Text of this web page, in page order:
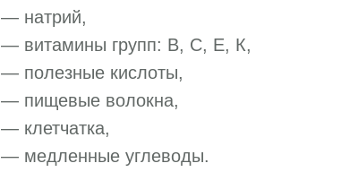
— натрий,
— витамины групп: В, С, Е, К,
— полезные кислоты,
— пищевые волокна,
— клетчатка,
— медленные углеводы.